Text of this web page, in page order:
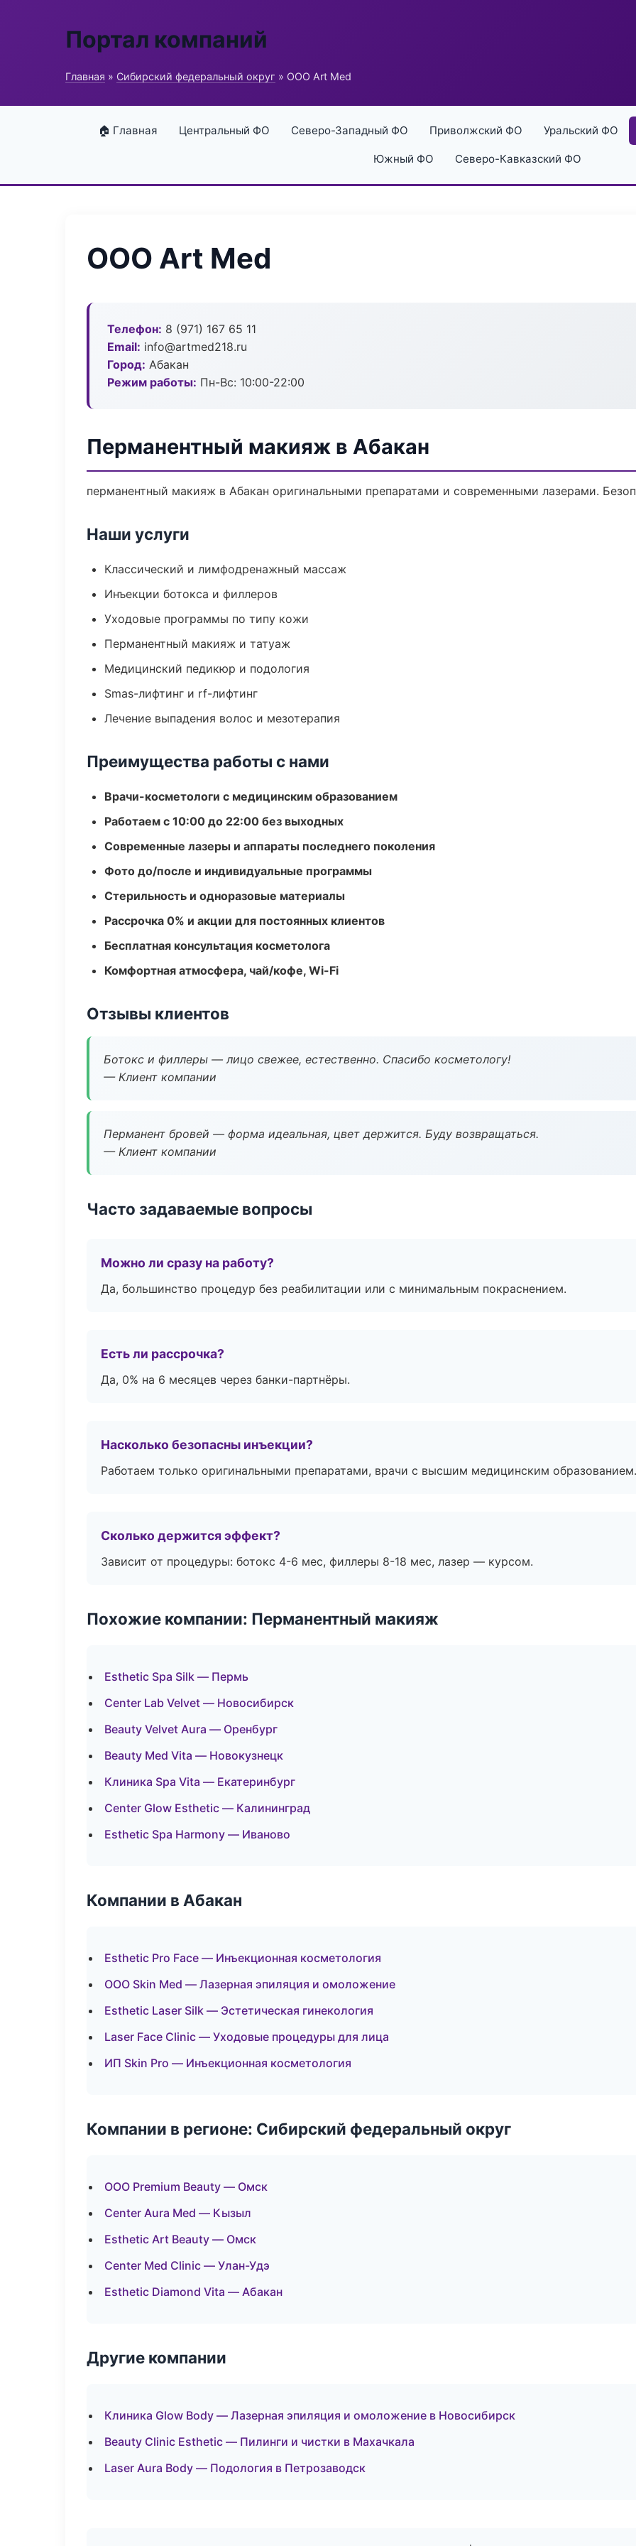
Портал компаний
Главная » Сибирский федеральный округ » ООО Art Med
🏠 Главная Центральный ФО Северо-Западный ФО Приволжский ФО Уральский ФО
Южный ФО Северо-Кавказский ФО
ООО Art Med
Телефон: 8 (971) 167 65 11
Email: info@artmed218.ru
Город: Абакан
Режим работы: Пн-Вс: 10:00-22:00
Перманентный макияж в Абакан
перманентный макияж в Абакан оригинальными препаратами и современными лазерами.
Наши услуги
Классический и лимфодренажный массаж
Инъекции ботокса и филлеров
Уходовые программы по типу кожи
Перманентный макияж и татуаж
Медицинский педикюр и подология
Smas-лифтинг и rf-лифтинг
Лечение выпадения волос и мезотерапия
Преимущества работы с нами
Врачи-косметологи с медицинским образованием
Работаем с 10:00 до 22:00 без выходных
Современные лазеры и аппараты последнего поколения
Фото до/после и индивидуальные программы
Стерильность и одноразовые материалы
Рассрочка 0% и акции для постоянных клиентов
Бесплатная консультация косметолога
Комфортная атмосфера, чай/кофе, Wi-Fi
Отзывы клиентов
Ботокс и филлеры — лицо свежее, естественно. Спасибо косметологу!
— Клиент компании
Перманент бровей — форма идеальная, цвет держится. Буду возвращаться.
— Клиент компании
Часто задаваемые вопросы
Можно ли сразу на работу?
Да, большинство процедур без реабилитации или с минимальным покраснением.
Есть ли рассрочка?
Да, 0% на 6 месяцев через банки-партнёры.
Насколько безопасны инъекции?
Работаем только оригинальными препаратами, врачи с высшим медицинским образованием.
Сколько держится эффект?
Зависит от процедуры: ботокс 4-6 мес, филлеры 8-18 мес, лазер — курсом.
Похожие компании: Перманентный макияж
Esthetic Spa Silk — Пермь
Center Lab Velvet — Новосибирск
Beauty Velvet Aura — Оренбург
Beauty Med Vita — Новокузнецк
Клиника Spa Vita — Екатеринбург
Center Glow Esthetic — Калининград
Esthetic Spa Harmony — Иваново
Компании в Абакан
Esthetic Pro Face — Инъекционная косметология
ООО Skin Med — Лазерная эпиляция и омоложение
Esthetic Laser Silk — Эстетическая гинекология
Laser Face Clinic — Уходовые процедуры для лица
ИП Skin Pro — Инъекционная косметология
Компании в регионе: Сибирский федеральный округ
ООО Premium Beauty — Омск
Center Aura Med — Кызыл
Esthetic Art Beauty — Омск
Center Med Clinic — Улан-Удэ
Esthetic Diamond Vita — Абакан
Другие компании
Клиника Glow Body — Лазерная эпиляция и омоложение в Новосибирск
Beauty Clinic Esthetic — Пилинги и чистки в Махачкала
Laser Aura Body — Подология в Петрозаводск